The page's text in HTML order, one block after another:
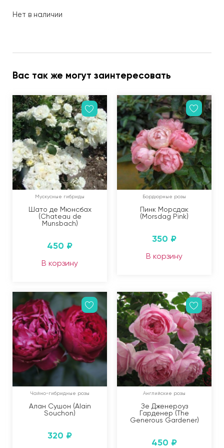
Нет в наличии
Вас так же могут заинтересовать
Мускусные гибриды
Шато де Мюнсбах
(Chateau de
Munsbach)
450 ₽
В корзину
Бордюрные розы
Пинк Морсдак
(Morsdag Pink)
350 ₽
В корзину
Чайно-гибридные розы
Алан Сушон (Alain
Souchon)
320 ₽
Английские розы
Зе Дженероуз
Гарденер (The
Generous Gardener)
450 ₽